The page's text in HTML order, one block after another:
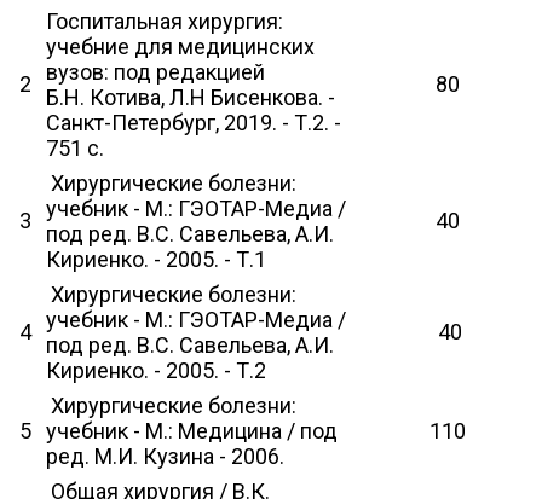
2
Госпитальная хирургия:
учебние для медицинских
вузов: под редакцией
Б.Н. Котива, Л.Н Бисенкова. -
Санкт-Петербург, 2019. - Т.2. -
751 с.
80
3
Хирургические болезни:
учебник - М.: ГЭОТАР-Медиа /
под ред. В.С. Савельева, А.И.
Кириенко. - 2005. - Т.1
40
4
Хирургические болезни:
учебник - М.: ГЭОТАР-Медиа /
под ред. В.С. Савельева, А.И.
Кириенко. - 2005. - Т.2
40
5
Хирургические болезни:
учебник - М.: Медицина / под
ред. М.И. Кузина - 2006.
110
Общая хирургия / В.К.